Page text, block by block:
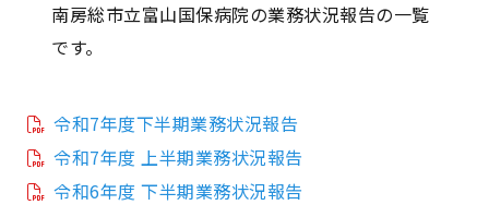
南房総市立富山国保病院の業務状況報告の一覧
です。
令和7年度下半期業務状況報告
令和7年度 上半期業務状況報告
令和6年度 下半期業務状況報告